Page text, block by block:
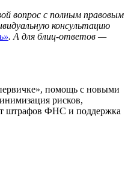
вопрос с полным правовым
консультацию
. А для блиц-ответов —
помощь с новыми
рисков,
штрафов ФНС и поддержка